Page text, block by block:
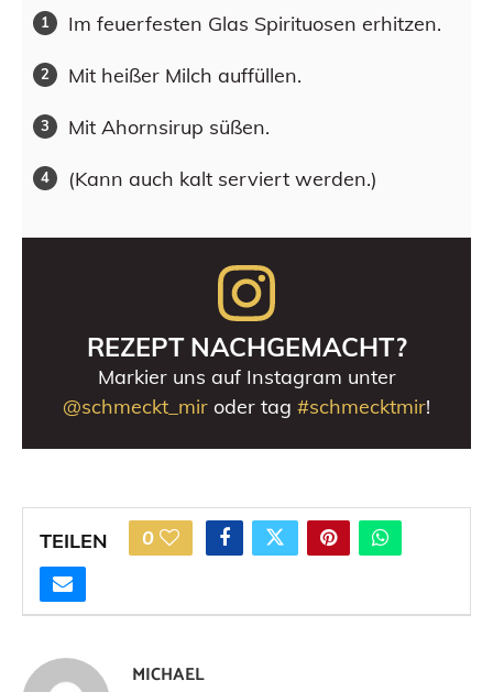
Im feuerfesten Glas Spirituosen erhitzen.
Mit heißer Milch auffüllen.
Mit Ahornsirup süßen.
(Kann auch kalt serviert werden.)
REZEPT NACHGEMACHT?
Markier uns auf Instagram unter
@schmeckt_mir oder tag #schmecktmir!
TEILEN 0
MICHAEL